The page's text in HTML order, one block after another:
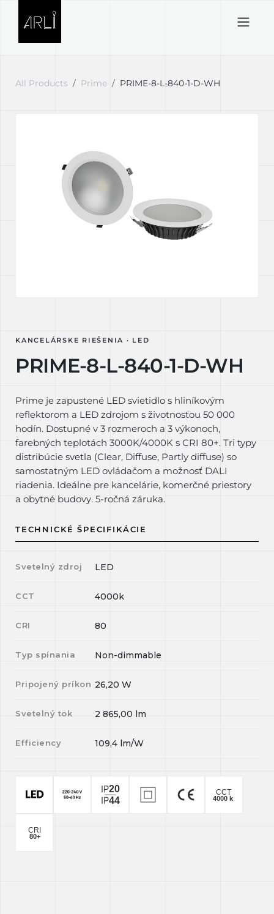
All Products Prime PRIME-8-L-840-1-D-WH
KANCELÁRSKE RIEŠENIA · LED
PRIME-8-L-840-1-D-WH
Prime je zapustené LED svietidlo s hliníkovým
reflektorom a LED zdrojom s životnosťou 50 000
hodín. Dostupné v 3 rozmeroch a 3 výkonoch,
farebných teplotách 3000K/4000K s CRI 80+. Tri typy
distribúcie svetla (Clear, Diffuse, Partly diffuse) so
samostatným LED ovládačom a možnosť DALI
riadenia. Ideálne pre kancelárie, komerčné priestory
a obytné budovy. 5-ročná záruka.
TECHNICKÉ ŠPECIFIKÁCIE
Svetelný zdroj LED
CCT 4000k
CRI 80
Typ spínania Non-dimmable
Pripojený príkon 26,20 W
Svetelný tok 2 865,00 lm
Efficiency 109,4 lm/W